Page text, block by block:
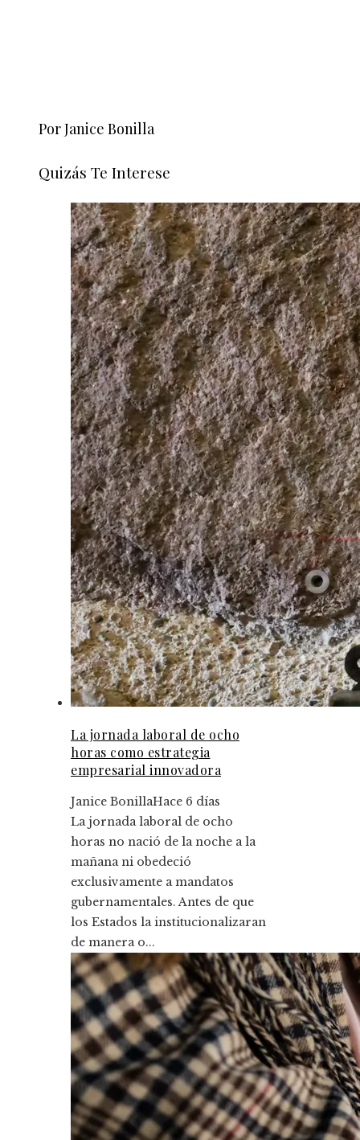
Por Janice Bonilla
Quizás Te Interese
La jornada laboral de ocho
horas como estrategia
empresarial innovadora
Janice BonillaHace 6 días
La jornada laboral de ocho
horas no nació de la noche a la
mañana ni obedeció
exclusivamente a mandatos
gubernamentales. Antes de que
los Estados la institucionalizaran
de manera o...